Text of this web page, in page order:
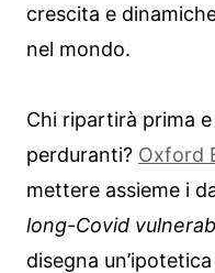
crescita e
nel mondo.
Chi ripartirà prima
perduranti? Oxford
mettere assieme i
long-Covid
disegna